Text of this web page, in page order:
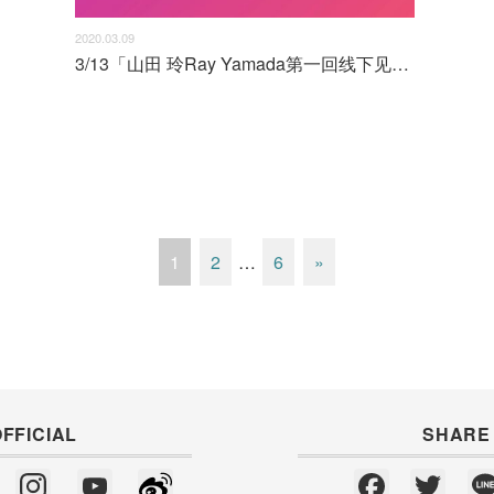
2020.03.09
3/13「山田 玲Ray Yamada第一回线下见面会LIVE」中止通知
1 2 … 6 »
SHARE